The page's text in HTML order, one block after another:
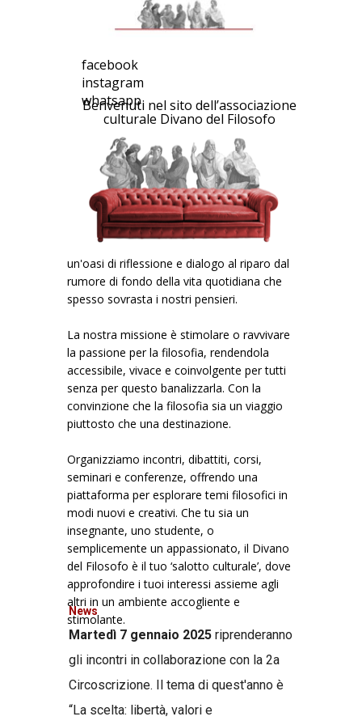
facebook
instagram
whatsapp
Benvenuti nel sito dell’associazione
culturale Divano del Filosofo
un'oasi di riflessione e dialogo al riparo dal
rumore di fondo della vita quotidiana che
spesso sovrasta i nostri pensieri.
La nostra missione è stimolare o ravvivare
la passione per la filosofia, rendendola
accessibile, vivace e coinvolgente per tutti
senza per questo banalizzarla. Con la
convinzione che la filosofia sia un viaggio
piuttosto che una destinazione.
Organizziamo incontri, dibattiti, corsi,
seminari e conferenze, offrendo una
piattaforma per esplorare temi filosofici in
modi nuovi e creativi. Che tu sia un
insegnante, uno studente, o
semplicemente un appassionato, il Divano
del Filosofo è il tuo ‘salotto culturale’, dove
approfondire i tuoi interessi assieme agli
altri in un ambiente accogliente e
stimolante.
News
Martedì 7 gennaio 2025 riprenderanno
gli incontri in collaborazione con la 2a
Circoscrizione. Il tema di quest'anno è
“La scelta: libertà, valori e